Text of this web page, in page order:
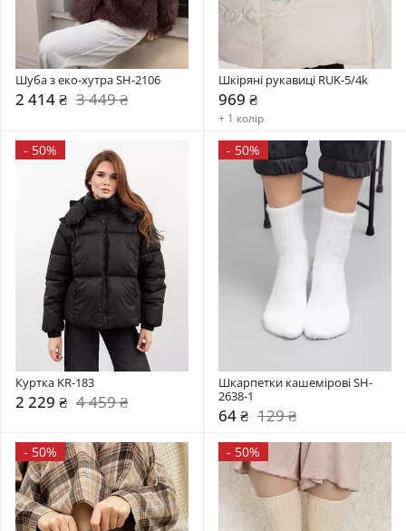
Шуба з еко-хутра SH-2106
2 414 ₴ 3 449 ₴
Шкіряні рукавиці RUK-5/4k
969 ₴
+ 1 колір
- 50%
Куртка KR-183
2 229 ₴ 4 459 ₴
- 50%
Шкарпетки кашемірові SH-
2638-1
64 ₴ 129 ₴
- 50% - 50%